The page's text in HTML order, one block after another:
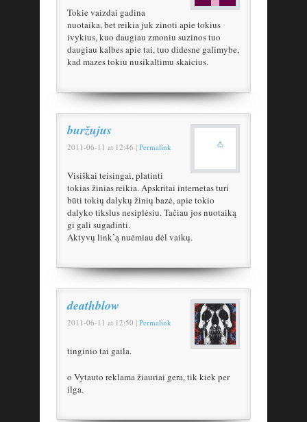
Tokie vaizdai gadina
nuotaika, bet reikia juk zinoti apie tokius
ivykius, kuo daugiau zmoniu suzinos tuo
daugiau kalbes apie tai, tuo didesne galimybe,
kad mazes tokiu nusikaltimu skaicius.
buržujus
2011-06-11 at 12:46 | Permalink
Visiškai teisingai, platinti
tokias žinias reikia. Apskritai internetas turi
būti tokių dalykų žinių bazė, apie tokio
dalyko tikslus nesiplėsiu. Tačiau jos nuotaiką
gi gali sugadinti.
Aktyvų link’ą nuėmiau dėl vaikų.
deathblow
2011-06-11 at 12:50 | Permalink
tinginio tai gaila.
o Vytauto reklama žiauriai gera, tik kiek per
ilga.